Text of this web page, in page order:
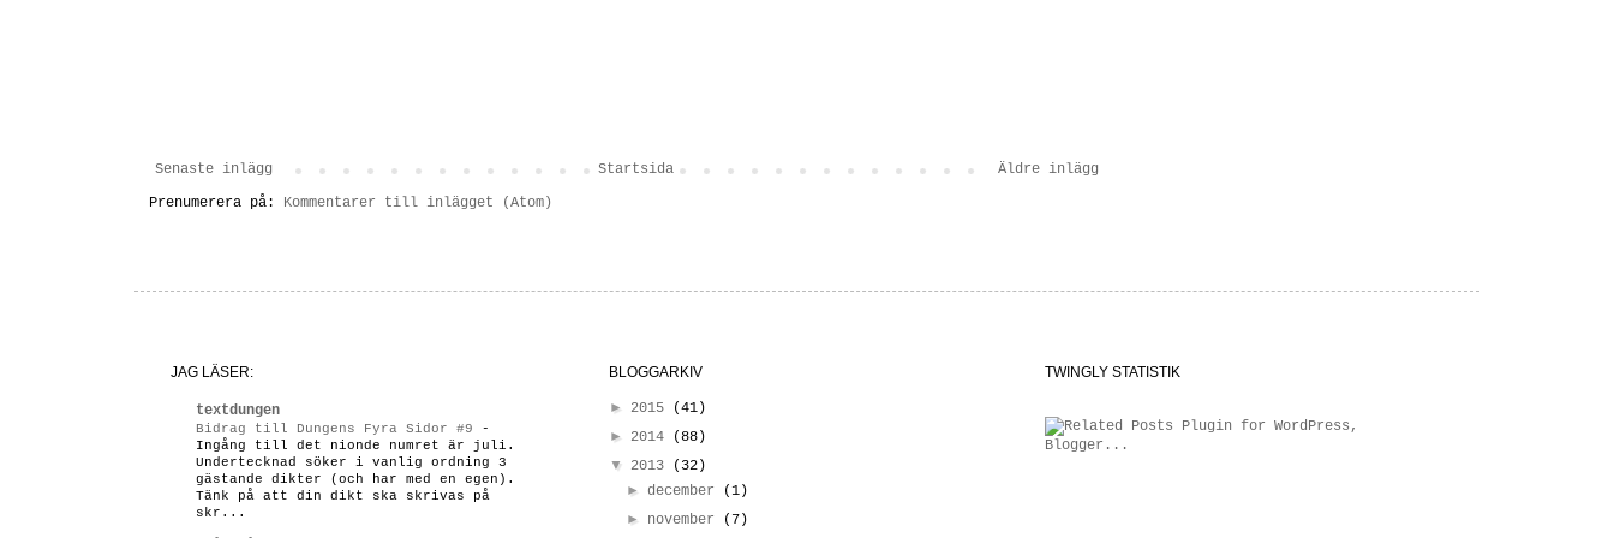
Senaste inlägg Äldre inlägg
Startsida
Prenumerera på: Kommentarer till inlägget (Atom)
JAG LÄSER:
textdungen
Bidrag till Dungens Fyra Sidor #9 -
Ingång till det nionde numret är juli.
Undertecknad söker i vanlig ordning 3
gästande dikter (och har med en egen).
Tänk på att din dikt ska skrivas på
skr...
BLOGGARKIV
► 2015
(41)
► 2014
(88)
▼ 2013
(32)
►december
(1)
► november (7)
TWINGLY STATISTIK